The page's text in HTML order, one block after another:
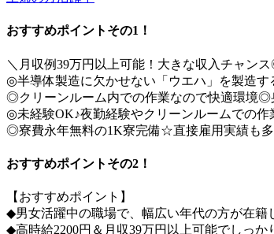
おすすめポイントその1！
＼月収例39万円以上可能！大きな収入チャン
◎半導体製造に欠かせない「ウエハ」を製造
◎クリーンルーム内での作業なので快適環境◎
◎未経験OK♪夜勤経験やクリーンルームでの作
◎寮費永年無料の1K寮完備☆直接雇用実績も
おすすめポイントその2！
【おすすめポイント】
◆男女活躍中の職場で、幅広い年代の方が在籍
◆高時給2200円＆月収39万円以上可能でしっか